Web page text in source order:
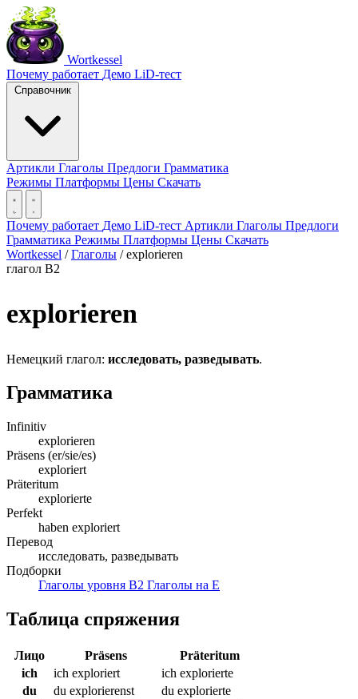
Wortkessel
Почему работает Демо LiD-тест
Справочник
Артикли Глаголы Предлоги Грамматика
Режимы Платформы Цены Скачать
Почему работает Демо LiD-тест Артикли Глаголы Предлоги
Грамматика Режимы Платформы Цены Скачать
Wortkessel / Глаголы / explorieren
глагол B2
explorieren
Немецкий глагол: исследовать, разведывать.
Грамматика
Infinitiv
explorieren
Präsens (er/sie/es)
exploriert
Präteritum
explorierte
Perfekt
haben exploriert
Перевод
исследовать, разведывать
Подборки
Глаголы уровня B2 Глаголы на E
Таблица спряжения
Лицо Präsens
Präteritum
ich
ich exploriert
ich explorierte
du
du explorierenst
du explorierte